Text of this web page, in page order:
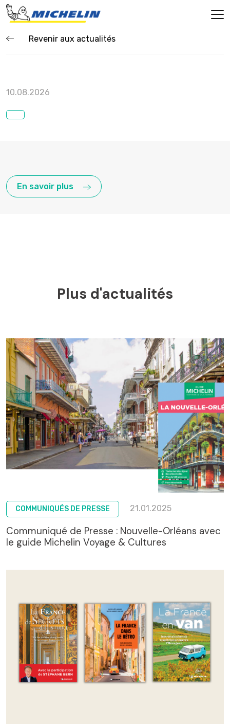
Revenir aux actualités
10.08.2026
En savoir plus
Plus d'actualités
COMMUNIQUÉS DE PRESSE 21.01.2025
Communiqué de Presse : Nouvelle-Orléans avec
le guide Michelin Voyage & Cultures